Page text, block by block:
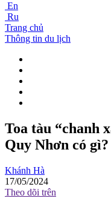
En
Ru
Trang chủ
Thông tin du lịch
Toa tàu “chanh
Quy Nhơn có gì?
Khánh Hà
17/05/2024
Theo dõi trên